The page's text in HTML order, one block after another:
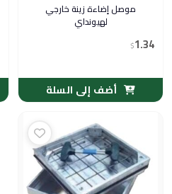
موصل إضاءة زينة خارجي
لهيونداي
$1.34
أضف إلى السلة